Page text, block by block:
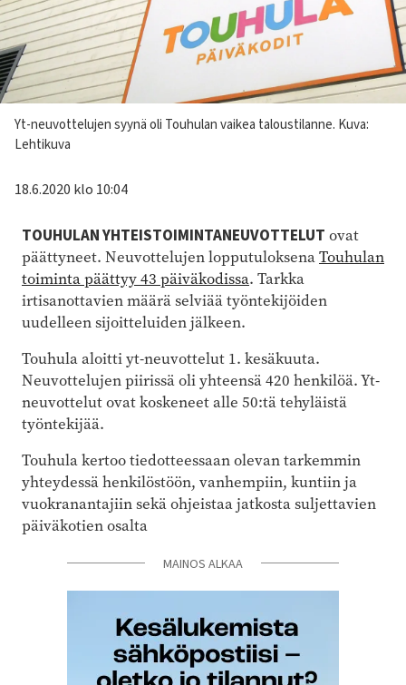
Kuvateksti
Yt-neuvottelujen syynä oli Touhulan vaikea taloustilanne. Kuva:
Lehtikuva
18.6.2020 klo 10:04
TOUHULAN YHTEISTOIMINTANEUVOTTELUT ovat
päättyneet. Neuvottelujen lopputuloksenaTouhulan
toiminta päättyy 43 päiväkodissa. Tarkka
irtisanottavien määrä selviää työntekijöiden
uudelleen sijoitteluiden jälkeen.
Touhula aloitti yt-neuvottelut 1. kesäkuuta.
Neuvottelujen piirissä oli yhteensä 420 henkilöä. Yt-
neuvottelut ovat koskeneet alle 50:tä tehyläistä
työntekijää.
Touhula kertoo tiedotteessaan olevan tarkemmin
yhteydessä henkilöstöön, vanhempiin, kuntiin ja
vuokranantajiin sekä ohjeistaa jatkosta suljettavien
päiväkotien osalta
MAINOS ALKAA